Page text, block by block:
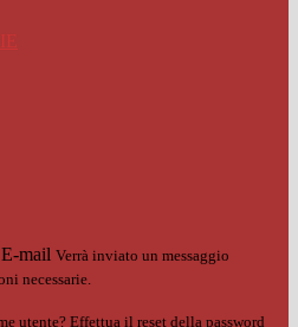
E-mail Verrà inviato un messaggio
necessarie.
utente? Effettua il reset della password